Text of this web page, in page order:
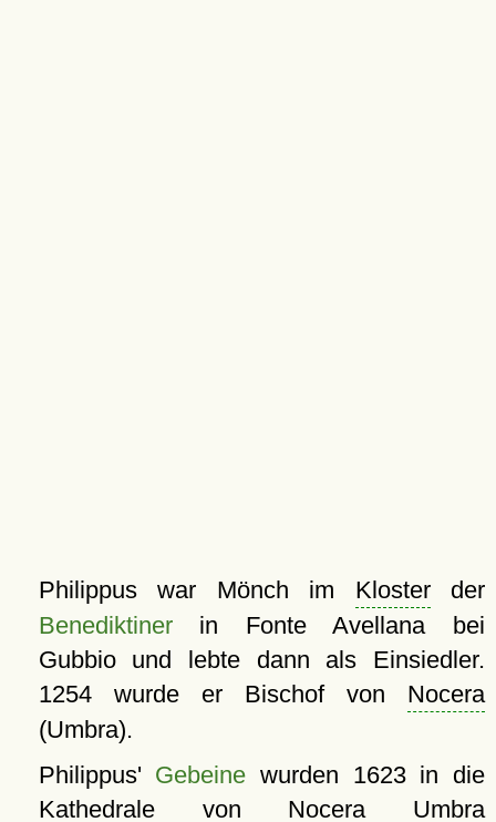
Philippus war Mönch im Klosterder
Benediktinerin Fonte Avellana bei
Gubbio und lebte dann als Einsiedler.
1254 wurde er Bischof von Nocera
(Umbra).
Philippus' Gebeine wurden 1623 in die
Kathedralevon Nocera Umbra